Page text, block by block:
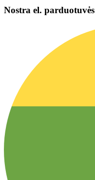
Nostra el. parduotuvės